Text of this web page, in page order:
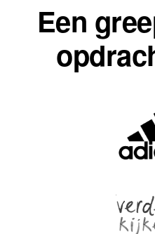
Een